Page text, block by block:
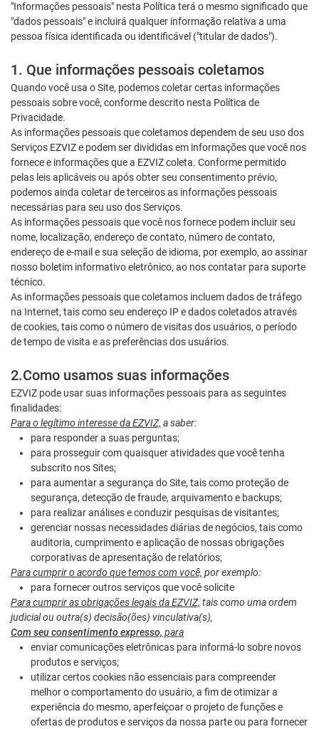
"Informações pessoais" nesta Política terá o mesmo significado que
"dados pessoais" e incluirá qualquer informação relativa a uma
pessoa física identificada ou identificável ("titular de dados").
1. Que informações pessoais coletamos
Quando você usa o Site, podemos coletar certas informações
pessoais sobre você, conforme descrito nesta Política de
Privacidade.
As informações pessoais que coletamos dependem de seu uso dos
Serviços EZVIZ e podem ser divididas em informações que você nos
fornece e informações que a EZVIZ coleta. Conforme permitido
pelas leis aplicáveis ou após obter seu consentimento prévio,
podemos ainda coletar de terceiros as informações pessoais
necessárias para seu uso dos Serviços.
As informações pessoais que você nos fornece podem incluir seu
nome, localização, endereço de contato, número de contato,
endereço de e-mail e sua seleção de idioma, por exemplo, ao assinar
nosso boletim informativo eletrônico, ao nos contatar para suporte
técnico.
As informações pessoais que coletamos incluem dados de tráfego
na Internet, tais como seu endereço IP e dados coletados através
de cookies, tais como o número de visitas dos usuários, o período
de tempo de visita e as preferências dos usuários.
2.Como usamos suas informações
EZVIZ pode usar suas informações pessoais para as seguintes
finalidades:
Para o legítimo interesse da EZVIZ, a saber:
para responder a suas perguntas;
para prosseguir com quaisquer atividades que você tenha
subscrito nos Sites;
para aumentar a segurança do Site, tais como proteção de
segurança, detecção de fraude, arquivamento e backups;
para realizar análises e conduzir pesquisas de visitantes;
gerenciar nossas necessidades diárias de negócios, tais como
auditoria, cumprimento e aplicação de nossas obrigações
corporativas de apresentação de relatórios;
Para cumprir o acordo que temos com você, por exemplo:
para fornecer outros serviços que você solicite
Para cumprir as obrigações legais da EZVIZ, tais como uma ordem
judicial ou outra(s) decisão(ões) vinculativa(s),
Com seu consentimento expresso, para
enviar comunicações eletrônicas para informá-lo sobre novos
produtos e serviços;
utilizar certos cookies não essenciais para compreender
melhor o comportamento do usuário, a fim de otimizar a
experiência do mesmo, aperfeiçoar o projeto de funções e
ofertas de produtos e serviços da nossa parte ou para fornecer